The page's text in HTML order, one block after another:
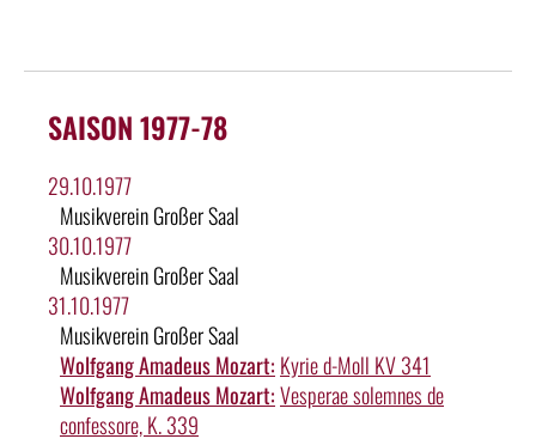
SAISON 1977-78
29.10.1977
Musikverein Großer Saal
30.10.1977
Musikverein Großer Saal
31.10.1977
Musikverein Großer Saal
Wolfgang Amadeus Mozart: Kyrie d-Moll KV 341
Wolfgang Amadeus Mozart:Vesperae solemnes de
confessore, K. 339